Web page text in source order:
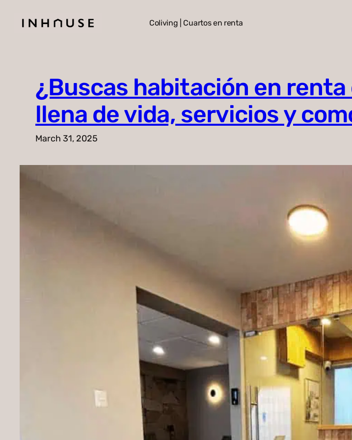
Coliving | Cuartos en renta
¿Buscas habitación en renta
llena de vida, servicios y
March 31, 2025